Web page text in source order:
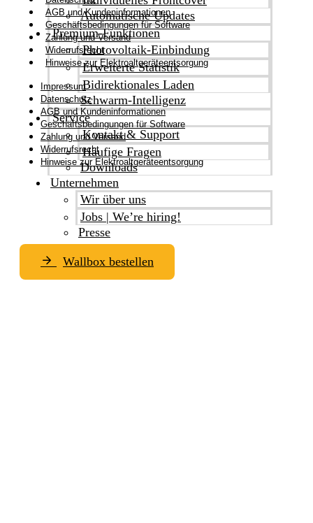
AGB und Kundeninformationen
Geschäftsbedingungen für Software
Zahlung und Versand
Widerrufsrecht
Hinweise zur Elektroaltgeräteentsorgung
Impressum
Datenschutz
AGB und Kundeninformationen
Geschäftsbedingungen für Software
Zahlung und Versand
Widerrufsrecht
Hinweise zur Elektroaltgeräteentsorgung
Automatische Updates
Premium-Funktionen
Photovoltaik-Einbindung
Erweiterte Statistik
Bidirektionales Laden
Schwarm-Intelligenz
Service
Kontakt & Support
Häufige Fragen
Downloads
Unternehmen
Wir über uns
Jobs | We’re hiring!
Presse
Wallbox bestellen